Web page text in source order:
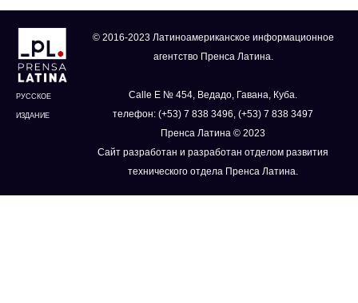
РУССКОЕ
ИЗДАНИЕ
© 2016-2023 Латиноамериканское информационное
агентство Пренса Латина.
Calle E № 454, Ведадо, Гавана, Куба.
телефон: (+53) 7 838 3496, (+53) 7 838 3497
Пренса Латина © 2023
Сайт разработан и разработан отделом развития
технического отдела Пренса Латина.